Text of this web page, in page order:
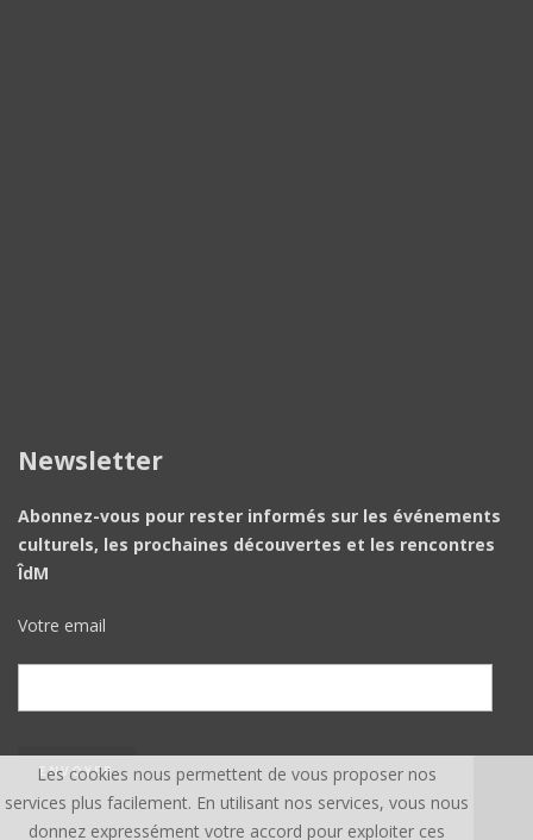
Newsletter
Abonnez-vous pour rester informés sur les événements
culturels, les prochaines découvertes et les rencontres
ÎdM
Votre email
Les cookies nous permettent de vous proposer nos
services plus facilement. En utilisant nos services, vous nous
donnez expressément votre accord pour exploiter ces